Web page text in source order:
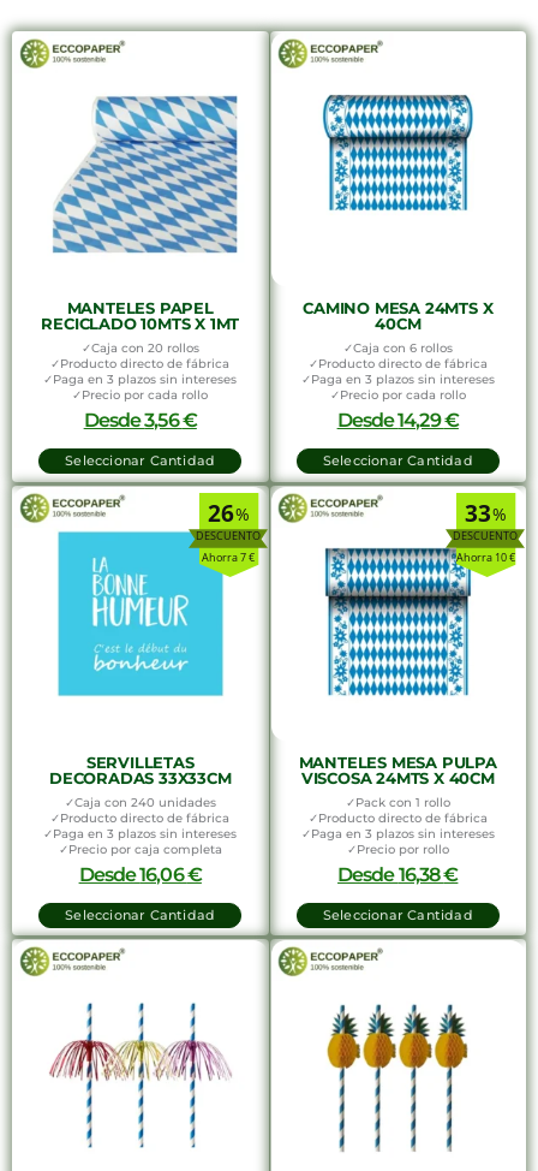
MANTELES PAPEL
RECICLADO 10MTS X 1MT
✓Caja con 20 rollos
✓Producto directo de fábrica
✓Paga en 3 plazos sin intereses
✓Precio por cada rollo
Desde3,56€
Seleccionar Cantidad
CAMINO MESA 24MTS X
40CM
✓Caja con 6 rollos
✓Producto directo de fábrica
✓Paga en 3 plazos sin intereses
✓Precio por cada rollo
Desde14,29€
Seleccionar Cantidad
%
26
Ahorra 7 €
SERVILLETAS
DECORADAS 33X33CM
✓Caja con 240 unidades
✓Producto directo de fábrica
✓Paga en 3 plazos sin intereses
✓Precio por caja completa
Desde16,06€
Seleccionar Cantidad
%
33
Ahorra 10 €
MANTELES MESA PULPA
VISCOSA 24MTS X 40CM
✓Pack con 1 rollo
✓Producto directo de fábrica
✓Paga en 3 plazos sin intereses
✓Precio por rollo
Desde16,38€
Seleccionar Cantidad